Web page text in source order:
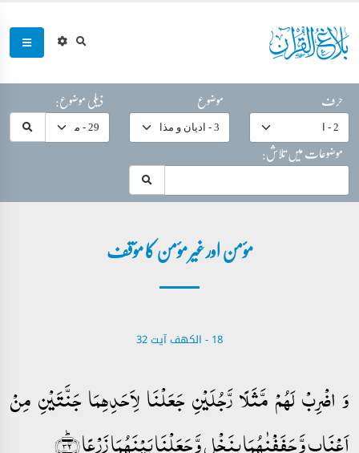
حرف موضوع
ذیلی موضوع:
موضوعات میں تلاش:
مؤمن اور غیر مؤمن کا مؤقف
18 - ‎الكهف آیت 32
وَ اضۡرِبۡ لَہُمۡ مَّثَلًا رَّجُلَیۡنِ جَعَلۡنَا لِاَحَدِہِمَا جَنَّتَیۡنِ مِنۡ